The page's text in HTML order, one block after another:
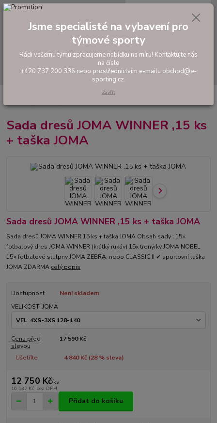
Hledat
tel: +420 737 200 336
0,00 Kč
Akční sady dresů
WINNER ,15 ks + taška JOMA
Sada dresů JOMA WINNER ,15 ks
+ taška JOMA
Sada dresů JOMA WINNER ,15 ks + taška JOMA
Sada dresů JOMA WINNER 15 ks + taška JOMA Obsah sady : 15×
fotbalový dres JOMA WINNER (krátký rukáv) 15x trenýrky JOMA NOBEL
15× fotbalové stulpny JOMA ZEBRA, nebo CLASSIC II ✔ sportovní taška
JOMA ZDARMA celý popis
Dostupnost
Není skladem
VELIKOSTI JOMA
Cena před
slevou
17 590 Kč
Ušetříte 4 840 Kč (28% sleva)
12 750 Kč/ks
10 537 Kč bez DPH
Přidat do košíku
Jsme specialisté na vybavení pro
týmové sporty
Rádi vašemu týmu zpracujeme nabídku na míru! Kontaktujte nás
na čísle
+420 737 200 336 nebo prostřednictvím e-mailu obchod@e-
sporting.cz.
Zavřít